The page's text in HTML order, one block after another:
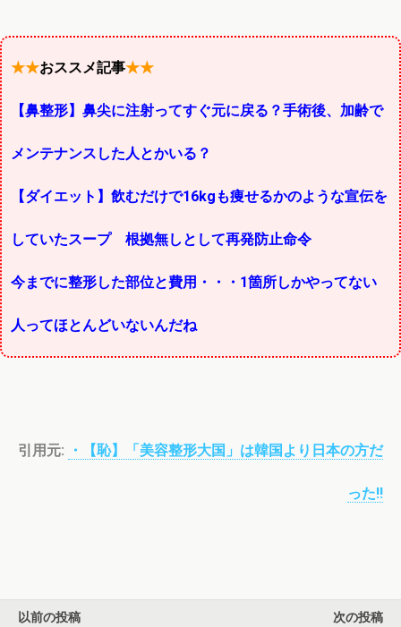
★★おススメ記事★★
【鼻整形】鼻尖に注射ってすぐ元に戻る？手術後、加齢で
メンテナンスした人とかいる？
【ダイエット】飲むだけで16kgも痩せるかのような宣伝を
していたスープ 根拠無しとして再発防止命令
今までに整形した部位と費用・・・1箇所しかやってない
人ってほとんどいないんだね
引用元: ・【恥】「美容整形大国」は韓国より日本の方だ
った!!
以前の投稿 次の投稿